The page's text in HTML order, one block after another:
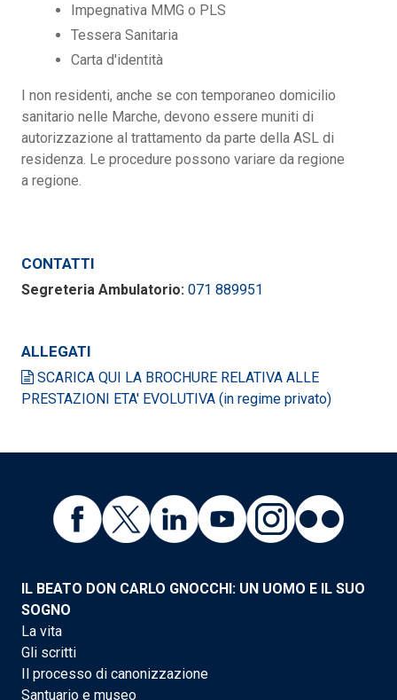
Impegnativa MMG o PLS
Tessera Sanitaria
Carta d'identità
I non residenti, anche se con temporaneo domicilio
sanitario nelle Marche, devono essere muniti di
autorizzazione al trattamento da parte della ASL di
residenza. Le procedure possono variare da regione
a regione.
CONTATTI
Segreteria Ambulatorio: 071 889951
ALLEGATI
SCARICA QUI LA BROCHURE RELATIVA ALLE
PRESTAZIONI ETA' EVOLUTIVA (in regime privato)
IL BEATO DON CARLO GNOCCHI: UN UOMO E IL SUO
SOGNO
La vita
Gli scritti
Il processo di canonizzazione
Santuario e museo